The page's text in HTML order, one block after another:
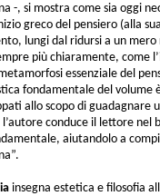
-, si mostra come sia oggi
greco del pensiero (alla
lungi dal ridursi a un mero
più chiaramente, come
essenziale del
fondamentale del volume
allo scopo di guadagnare
conduce il lettore nel
aiutandolo a
insegna estetica e filosofia